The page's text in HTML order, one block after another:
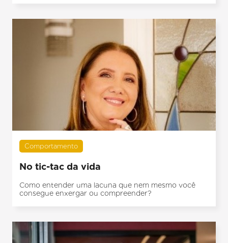
Comportamento
No tic-tac da vida
Como entender uma lacuna que nem mesmo você
consegue enxergar ou compreender?